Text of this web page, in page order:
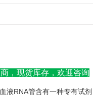
，现货库存，欢迎咨询
血液RNA管含有一种专有试